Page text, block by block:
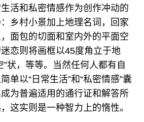
活和私密情感作为创作冲动的
乡村小景加上地理名词，回家
面包的切面和室内外的平面空
恋则将画框以45度角立于地
”状，等等。当然任何人都有自
单以“日常生活”和“私密情感”囊
为普遍适用的通行证和解答所
这实则是一种智力上的惰性。